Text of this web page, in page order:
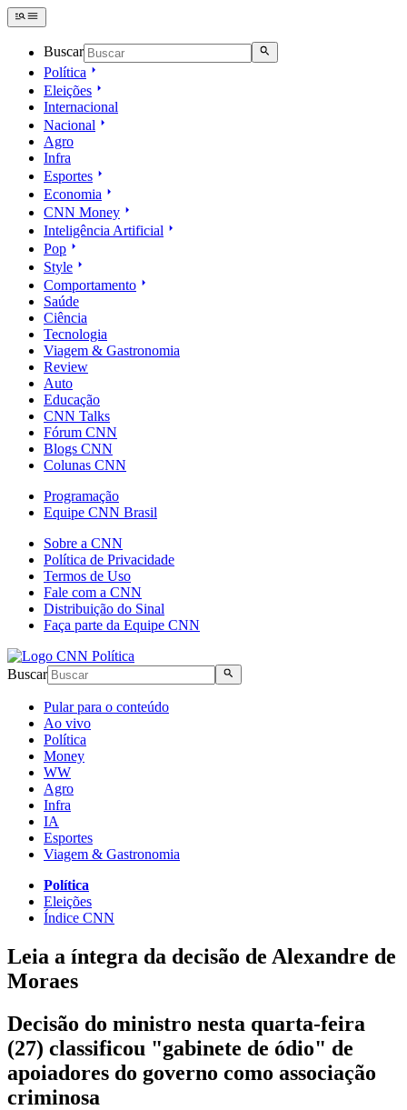
Buscar
Política
Eleições
Internacional
Nacional
Agro
Infra
Esportes
Economia
CNN Money
Inteligência Artificial
Pop
Style
Comportamento
Saúde
Ciência
Tecnologia
Viagem & Gastronomia
Review
Auto
Educação
CNN Talks
Fórum CNN
Blogs CNN
Colunas CNN
Programação
Equipe CNN Brasil
Sobre a CNN
Política de Privacidade
Termos de Uso
Fale com a CNN
Distribuição do Sinal
Faça parte da Equipe CNN
Buscar
Pular para o conteúdo
Ao vivo
Política
Money
WW
Agro
Infra
IA
Esportes
Viagem & Gastronomia
Política
Eleições
Índice CNN
Leia a íntegra da decisão de Alexandre de
Moraes
Decisão do ministro nesta quarta-feira
(27) classificou "gabinete de ódio" de
apoiadores do governo como associação
criminosa